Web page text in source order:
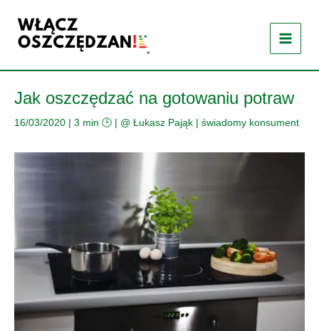
treści
Jak oszczędzać na gotowaniu potraw
16/03/2020 | 3 min 🕒 | @ Łukasz Pająk | świadomy konsument